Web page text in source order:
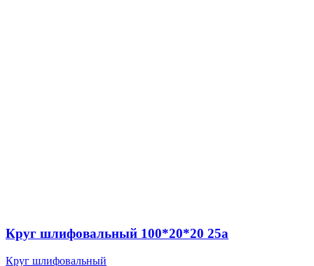
Круг шлифовальный 100*20*20 25а
Круг шлифовальный